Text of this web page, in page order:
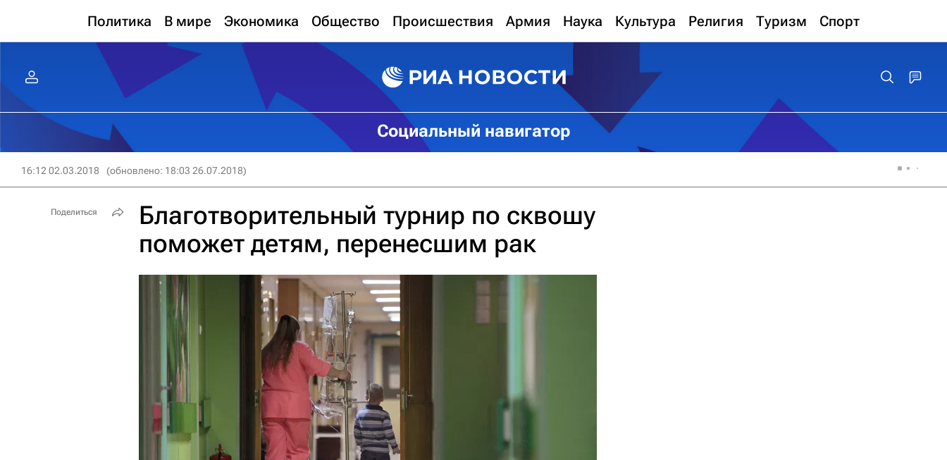
Политика В мире Экономика Общество Происшествия Армия Наука Культура Религия Туризм Спорт
Социальный навигатор
16:12 02.03.2018 (обновлено: 18:03 26.07.2018)
Благотворительный турнир по сквошу
поможет детям, перенесшим рак
Поделиться